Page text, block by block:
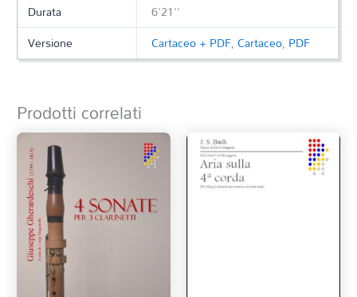
Durata
6'21''
Versione
Cartaceo + PDF,Cartaceo, PDF
Prodotti correlati